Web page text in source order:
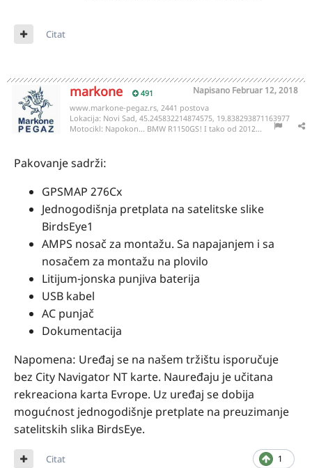
Citat
markone 491 Napisano Februar 12, 2018
www.markone-pegaz.rs, 2441 postova
Lokacija: Novi Sad, 45.245832214874575, 19.838293871163977
Motocikl: Napokon... BMW R1150GS! I tako od 2012...
Pakovanje sadrži:
GPSMAP 276Cx
Jednogodišnja pretplata na satelitske slike
BirdsEye1
AMPS nosač za montažu. Sa napajanjem i sa
nosačem za montažu na plovilo
Litijum-jonska punjiva baterija
USB kabel
AC punjač
Dokumentacija
Napomena: Uređaj se na našem tržištu isporučuje
bez City Navigator NT karte. Nauređaju je učitana
rekreaciona karta Evrope. Uz uređaj se dobija
mogućnost jednogodišnje pretplate na preuzimanje
satelitskih slika BirdsEye.
1
Citat